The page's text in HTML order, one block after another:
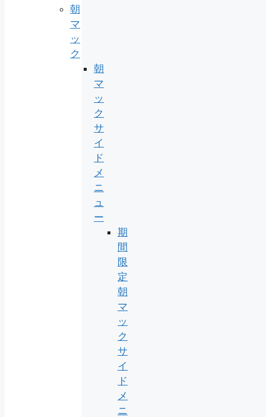
朝
マ
ッ
ク
朝
マ
ッ
ク
サ
イ
ド
メ
ニ
ュ
ー
期
間
限
定
朝
マ
ッ
ク
サ
イ
ド
メ
ニ